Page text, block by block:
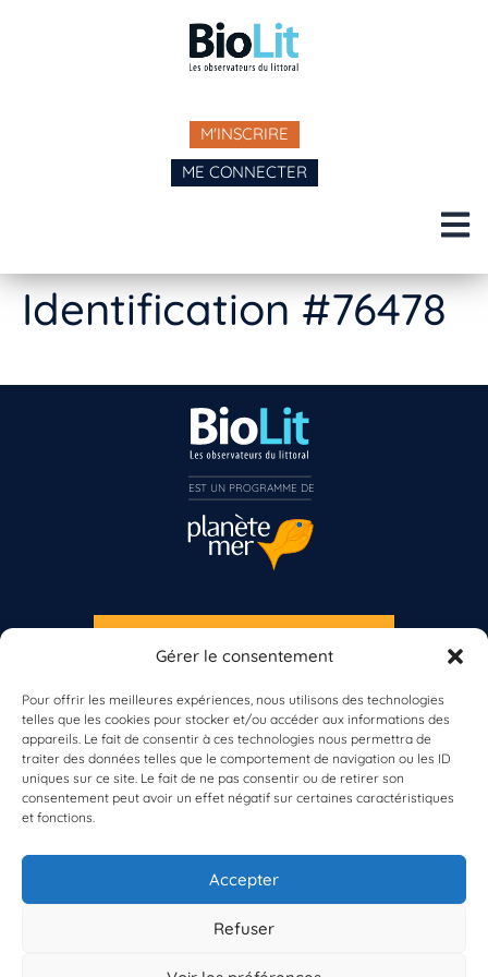
Gérer le consentement
Pour offrir les meilleures expériences, nous utilisons des technologies
telles que les cookies pour stocker et/ou accéder aux informations des
appareils. Le fait de consentir à ces technologies nous permettra de
traiter des données telles que le comportement de navigation ou les ID
uniques sur ce site. Le fait de ne pas consentir ou de retirer son
consentement peut avoir un effet négatif sur certaines caractéristiques
et fonctions.
Accepter
Refuser
M'INSCRIRE
ME CONNECTER
Identification #76478
À propos de BioLit
Vos données d'observation
Ressources
Résultats du programme
Contacts
S'INSCRIRE À LA NEWSLETTER
Inscrivez-vous dès maintenant